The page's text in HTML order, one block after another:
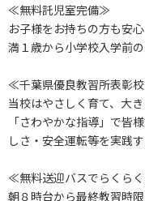
≪無料託児室完備≫
お子様をお持ちの方も安心
満１歳から小学校入学前
≪千葉県優良教習所表彰
当校はやさしく育て、大
「さわやかな指導」で皆
しさ・安全運転等を実践す
≪無料送迎バスでらくら
朝８時台から最終教習時